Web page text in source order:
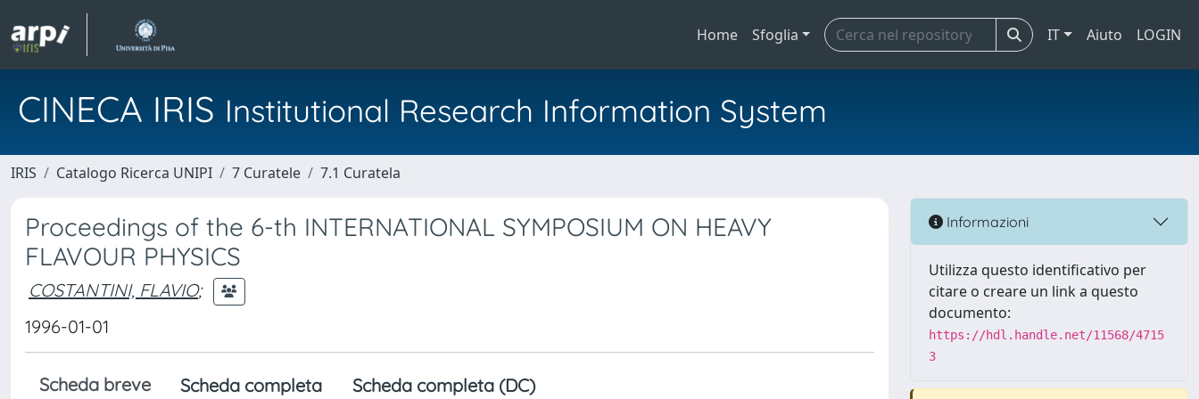
Home Sfoglia IT Aiuto LOGIN
CINECA IRIS Institutional Research Information System
IRIS Catalogo Ricerca UNIPI 7 Curatele 7.1 Curatela
Proceedings of the 6-th INTERNATIONAL SYMPOSIUM ON HEAVY
FLAVOUR PHYSICS
COSTANTINI, FLAVIO;
1996-01-01
Scheda breve Scheda completa Scheda completa (DC)
Informazioni
Utilizza questo identificativo per
citare o creare un link a questo
documento:
https://hdl.handle.net/11568/4715
3